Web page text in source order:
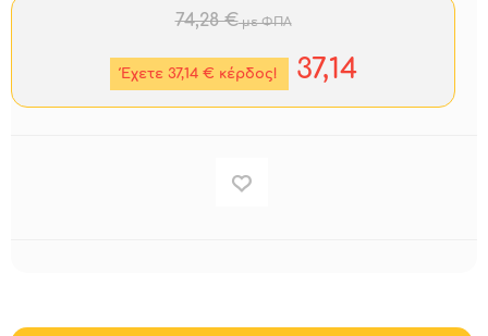
74,28 €με ΦΠΑ
Έχετε 37,14 € κέρδος! 37,14